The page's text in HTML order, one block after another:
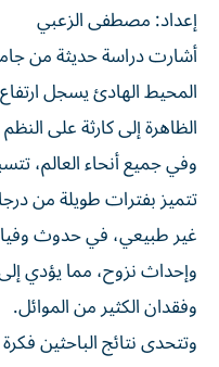
إعداد: مصطفى الزعبي
أشارت دراسة حديثة من
المحيط الهادئ يسجل
الظاهرة إلى كارثة على النظم
وفي جميع أنحاء العالم،
تتميز بفترات طويلة من
غير طبيعي، في حدوث
وإحداث نزوح، مما يؤدي
وفقدان الكثير من الموائل.
وتتحدى نتائج الباحثين